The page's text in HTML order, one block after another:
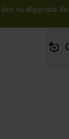
nu afgeprijsd.